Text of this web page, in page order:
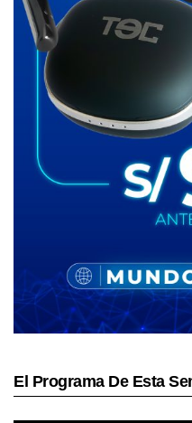
El Programa De Esta